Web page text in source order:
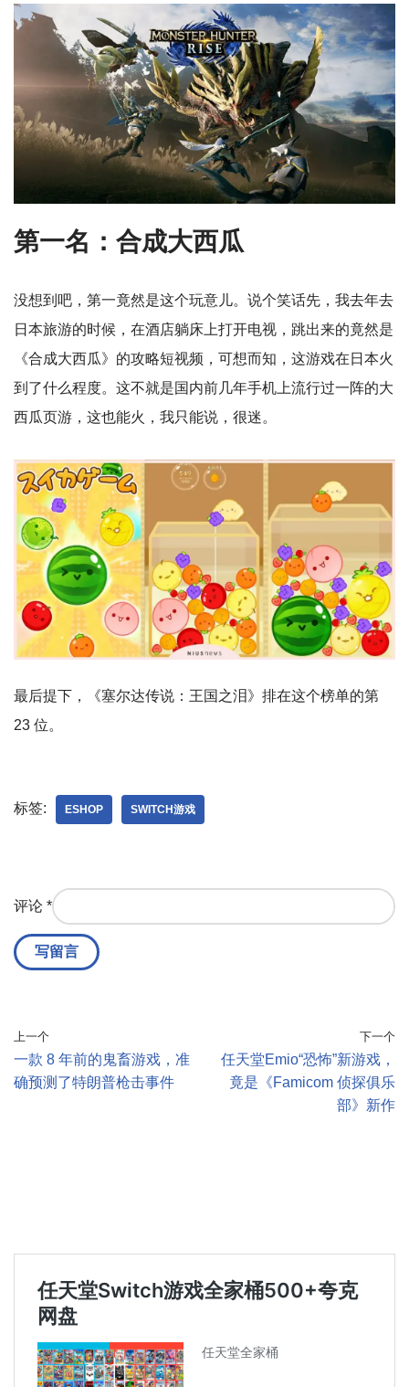
第一名：合成大西瓜
没想到吧，第一竟然是这个玩意儿。说个笑话先，我去年去
日本旅游的时候，在酒店躺床上打开电视，跳出来的竟然是
《合成大西瓜》的攻略短视频，可想而知，这游戏在日本火
到了什么程度。这不就是国内前几年手机上流行过一阵的大
西瓜页游，这也能火，我只能说，很迷。
最后提下，《塞尔达传说：王国之泪》排在这个榜单的第
23 位。
标签: ESHOP SWITCH游戏
评论 *
上一个
一款 8 年前的鬼畜游戏，准
确预测了特朗普枪击事件
下一个
任天堂Emio“恐怖”新游戏，
竟是《Famicom 侦探俱乐
部》新作